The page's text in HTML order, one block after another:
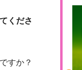
くださ
すか？